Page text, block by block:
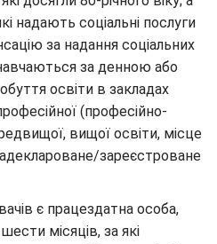
надають соціальні послуги
за надання соціальних
за денною або
освіти в закладах
(професійно-
вищої освіти, місце
зареєстроване
є працездатна особа,
місяців, за які